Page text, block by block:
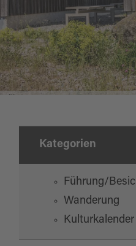
Kategorien
Führung/
Wanderung
Kulturkalender